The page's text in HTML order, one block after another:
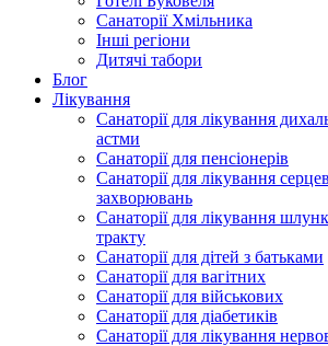
Санаторії Хмільника
Інші регіони
Дитячі табори
Блог
Лікування
Санаторії для лікування
астми
Санаторії для пенсіонерів
Санаторії для лікування
захворювань
Санаторії для лікування
тракту
Санаторії для дітей з батьками
Санаторії для вагітних
Санаторії для військових
Санаторії для діабетиків
Санаторії для лікування